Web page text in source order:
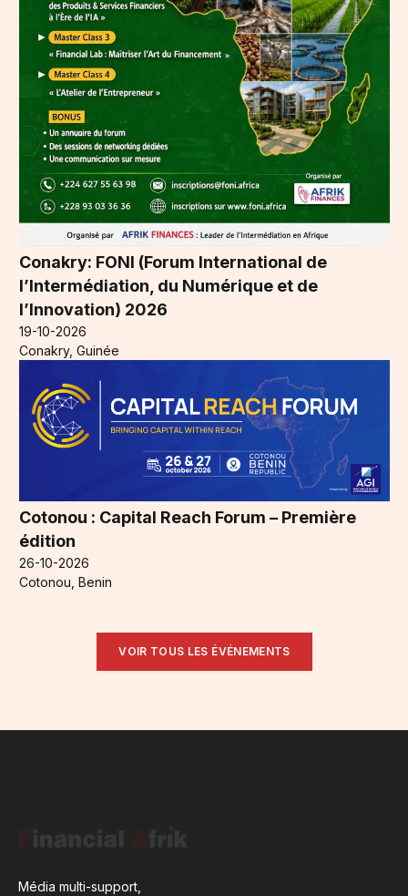
Conakry: FONI (Forum International de
l’Intermédiation, du Numérique et de
l’Innovation) 2026
19-10-2026
Conakry, Guinée
Cotonou : Capital Reach Forum – Première
édition
26-10-2026
Cotonou, Benin
VOIR TOUS LES ÉVÉNEMENTS
Média multi-support,